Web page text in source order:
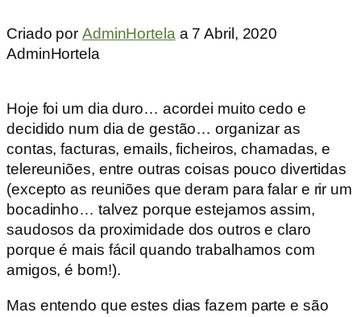
Criado por AdminHortela a 7 Abril, 2020
AdminHortela
Hoje foi um dia duro… acordei muito cedo e
decidido num dia de gestão… organizar as
contas, facturas, emails, ficheiros, chamadas, e
telereuniões, entre outras coisas pouco divertidas
(excepto as reuniões que deram para falar e rir um
bocadinho… talvez porque estejamos assim,
saudosos da proximidade dos outros e claro
porque é mais fácil quando trabalhamos com
amigos, é bom!).
Mas entendo que estes dias fazem parte e são